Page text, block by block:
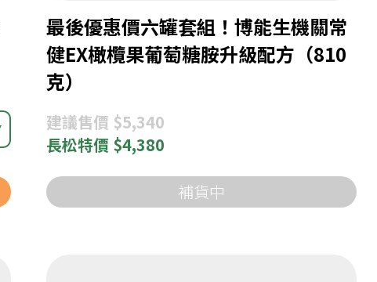
最後優惠價六罐套組！博能生機關常
健EX橄欖果葡萄糖胺升級配方（810
克）
建議售價 $5,340
長松特價 $4,380
補貨中